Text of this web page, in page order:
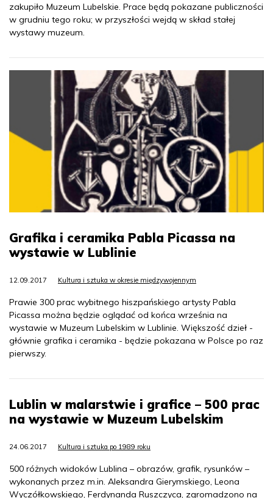
zakupiło Muzeum Lubelskie. Prace będą pokazane publiczności
w grudniu tego roku; w przyszłości wejdą w skład stałej
wystawy muzeum.
Grafika i ceramika Pabla Picassa na
wystawie w Lublinie
12.09.2017 Kultura i sztuka w okresie międzywojennym
Prawie 300 prac wybitnego hiszpańskiego artysty Pabla
Picassa można będzie oglądać od końca września na
wystawie w Muzeum Lubelskim w Lublinie. Większość dzieł -
głównie grafika i ceramika - będzie pokazana w Polsce po raz
pierwszy.
Lublin w malarstwie i grafice – 500 prac
na wystawie w Muzeum Lubelskim
24.06.2017 Kultura i sztuka po 1989 roku
500 różnych widoków Lublina – obrazów, grafik, rysunków –
wykonanych przez m.in. Aleksandra Gierymskiego, Leona
Wyczółkowskiego, Ferdynanda Ruszczyca, zgromadzono na